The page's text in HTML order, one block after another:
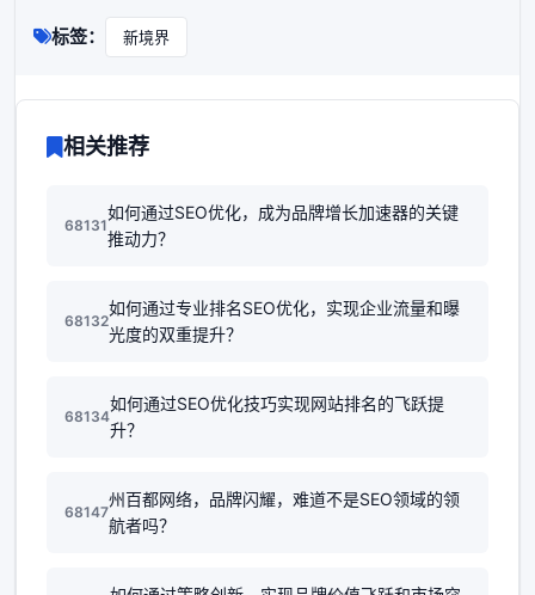
标签： 新境界
相关推荐
68131
如何通过SEO优化，成为品牌增长加速器的关键
推动力？
68132
如何通过专业排名SEO优化，实现企业流量和曝
光度的双重提升？
68134
如何通过SEO优化技巧实现网站排名的飞跃提
升？
68147
州百都网络，品牌闪耀，难道不是SEO领域的领
航者吗？